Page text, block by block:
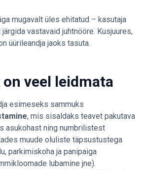
mugavalt üles ehitatud – kasutaja
vastavaid juhtnööre. Kusjuures,
üürileandja jaoks tasuta.
veel leidmata
esimeseks sammuks
, mis sisaldaks teavet pakutava
asukohast ning numbrilistest
muude oluliste täpsustustega
parkimiskoha ja panipaiga
lubamine jne).